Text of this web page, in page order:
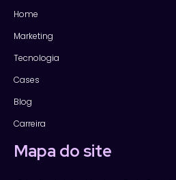
Home
Marketing
Tecnologia
Cases
Blog
Carreira
Mapa do site